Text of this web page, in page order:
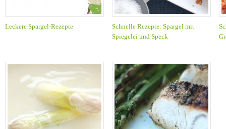
Leckere Spargel-Rezepte
Schnelle Rezepte: Spargel mit
Spiegelei und Speck